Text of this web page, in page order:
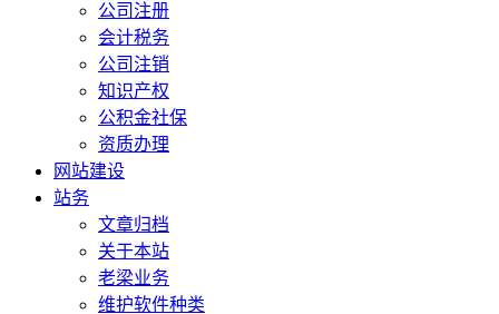
公司注册
会计税务
公司注销
知识产权
公积金社保
资质办理
网站建设
站务
文章归档
关于本站
老梁业务
维护软件种类